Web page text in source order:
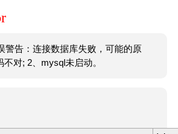
警告：连接数据库失败，可能的原
对; 2、mysql未启动。